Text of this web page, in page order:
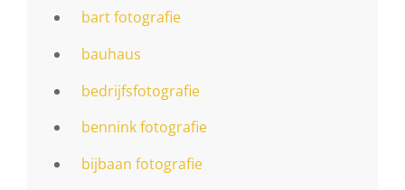
bart fotografie
bauhaus
bedrijfsfotografie
bennink fotografie
bijbaan fotografie